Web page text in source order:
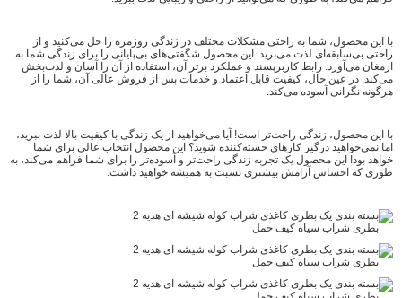
با این محصول، شما به راحتی مشکلات مختلف در زندگی روزمره را حل می‌کنید و از
راحتی بی‌سابقه‌ای لذت می‌برید. این محصول شگفتی‌های بی‌پایانی را برای زندگی شما به
ارمغان می‌آورد. رابط کاربرپسند و عملکرد برتر آن، استفاده از آن را آسان و لذت‌بخش
می‌کند. در عین حال، کیفیت قابل اعتماد و خدمات پس از فروش عالی آن، شما را از
هرگونه نگرانی آسوده می‌کند.
با این محصول، زندگی راحت‌تر است! آیا می‌خواهید از یک زندگی با کیفیت بالا لذت ببرید،
اما نمی‌خواهید درگیر کارهای خسته‌کننده شوید؟ این محصول انتخاب عالی برای شما
خواهد بود! این محصول یک تجربه زندگی راحت‌تر و آسوده‌تر را برای شما فراهم می‌کند، به
طوری که احساس آرامش بیشتری نسبت به همیشه خواهید داشت.